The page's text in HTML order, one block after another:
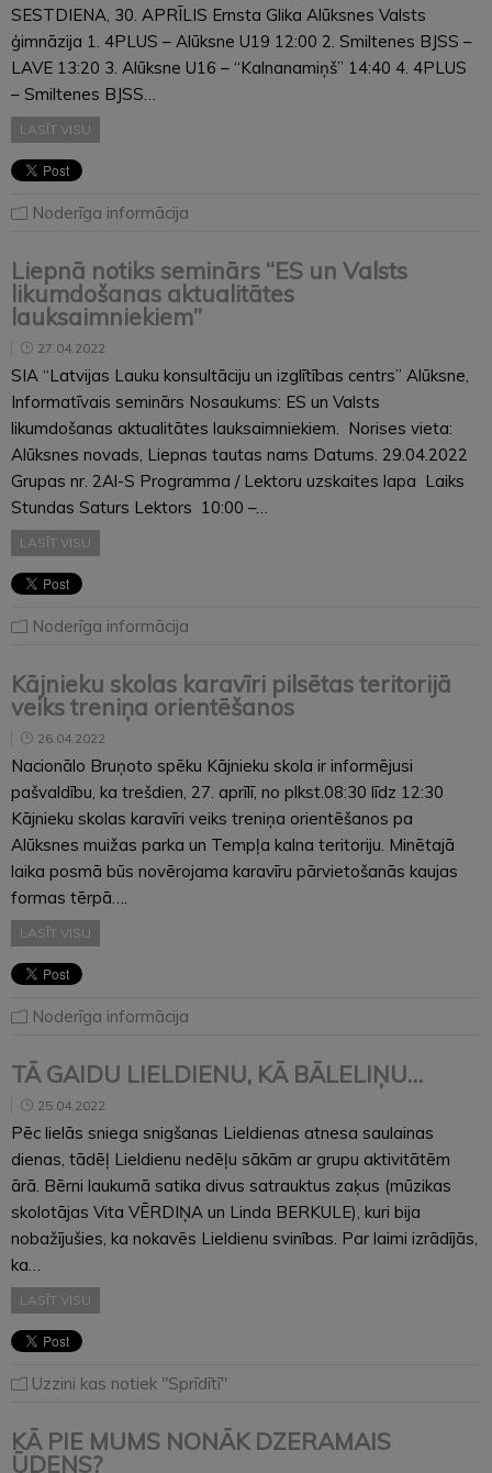
SESTDIENA, 30. APRĪLIS Ernsta Glika Alūksnes Valsts
ģimnāzija 1. 4PLUS – Alūksne U19 12:00 2. Smiltenes BJSS –
LAVE 13:20 3. Alūksne U16 – “Kalnanamiņš” 14:40 4. 4PLUS
– Smiltenes BJSS…
LASĪT VISU
Noderīga informācija
Liepnā notiks seminārs “ES un Valsts
likumdošanas aktualitātes
lauksaimniekiem”
27.04.2022
SIA “Latvijas Lauku konsultāciju un izglītības centrs” Alūksne,
Informatīvais seminārs Nosaukums: ES un Valsts
likumdošanas aktualitātes lauksaimniekiem. Norises vieta:
Alūksnes novads, Liepnas tautas nams Datums. 29.04.2022
Grupas nr. 2Al-S Programma / Lektoru uzskaites lapa Laiks
Stundas Saturs Lektors 10:00 –…
LASĪT VISU
Noderīga informācija
Kājnieku skolas karavīri pilsētas teritorijā
veiks treniņa orientēšanos
26.04.2022
Nacionālo Bruņoto spēku Kājnieku skola ir informējusi
pašvaldību, ka trešdien, 27. aprīlī, no plkst.08:30 līdz 12:30
Kājnieku skolas karavīri veiks treniņa orientēšanos pa
Alūksnes muižas parka un Tempļa kalna teritoriju. Minētajā
laika posmā būs novērojama karavīru pārvietošanās kaujas
formas tērpā….
LASĪT VISU
Noderīga informācija
TĀ GAIDU LIELDIENU, KĀ BĀLELIŅU…
25.04.2022
Pēc lielās sniega snigšanas Lieldienas atnesa saulainas
dienas, tādēļ Lieldienu nedēļu sākām ar grupu aktivitātēm
ārā. Bērni laukumā satika divus satrauktus zaķus (mūzikas
skolotājas Vita VĒRDIŅA un Linda BERKULE), kuri bija
nobažījušies, ka nokavēs Lieldienu svinības. Par laimi izrādījās,
ka…
LASĪT VISU
Uzzini kas notiek "Sprīdītī"
KĀ PIE MUMS NONĀK DZERAMAIS
ŪDENS?